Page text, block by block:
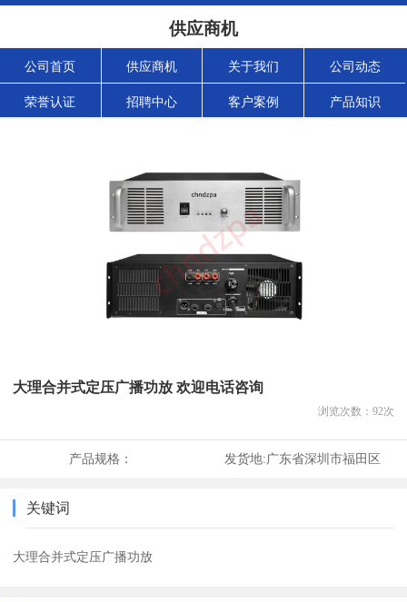
供应商机
公司首页 供应商机 关于我们 公司动态
荣誉认证 招聘中心 客户案例 产品知识
大理合并式定压广播功放 欢迎电话咨询
浏览次数： 92次
产品规格： 发货地:广东省深圳市福田区
关键词
大理合并式定压广播功放